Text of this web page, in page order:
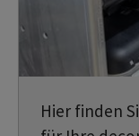
Hier finden